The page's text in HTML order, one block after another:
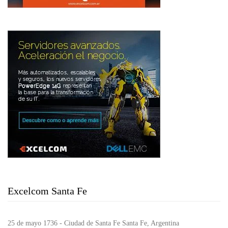
Excelcom Santa Fe
25 de mayo 1736 - Ciudad de Santa Fe Santa Fe, Argentina